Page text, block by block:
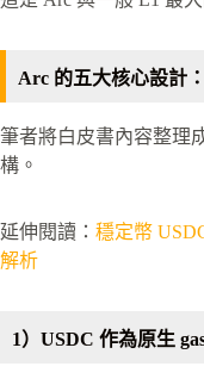
Arc 的五大核心設計
筆者將白皮書內容整理
構。
延伸閱讀： 穩定幣
解析
1）USDC 作為原生